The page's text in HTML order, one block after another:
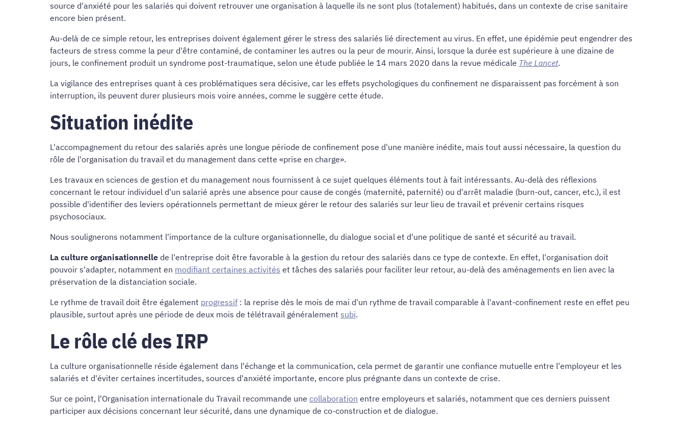
source d'anxiété pour les salariés qui doivent retrouver une organisation à laquelle ils ne sont plus (totalement) habitués, dans un contexte de crise sanitaire
encore bien présent.
Au-delà de ce simple retour, les entreprises doivent également gérer le stress des salariés lié directement au virus. En effet, une épidémie peut engendrer des
facteurs de stress comme la peur d'être contaminé, de contaminer les autres ou la peur de mourir. Ainsi, lorsque la durée est supérieure à une dizaine de
jours, le confinement produit un syndrome post-traumatique, selon une étude publiée le 14 mars 2020 dans la revue médicale The Lancet.
La vigilance des entreprises quant à ces problématiques sera décisive, car les effets psychologiques du confinement ne disparaissent pas forcément à son
interruption, ils peuvent durer plusieurs mois voire années, comme le suggère cette étude.
Situation inédite
L'accompagnement du retour des salariés après une longue période de confinement pose d'une manière inédite, mais tout aussi nécessaire, la question du
rôle de l'organisation du travail et du management dans cette «prise en charge».
Les travaux en sciences de gestion et du management nous fournissent à ce sujet quelques éléments tout à fait intéressants. Au-delà des réflexions
concernant le retour individuel d'un salarié après une absence pour cause de congés (maternité, paternité) ou d'arrêt maladie (burn-out, cancer, etc.), il est
possible d'identifier des leviers opérationnels permettant de mieux gérer le retour des salariés sur leur lieu de travail et prévenir certains risques
psychosociaux.
Nous soulignerons notamment l'importance de la culture organisationnelle, du dialogue social et d'une politique de santé et sécurité au travail.
La culture organisationnelle de l'entreprise doit être favorable à la gestion du retour des salariés dans ce type de contexte. En effet, l'organisation doit
pouvoir s'adapter, notamment en modifiant certaines activités et tâches des salariés pour faciliter leur retour, au-delà des aménagements en lien avec la
préservation de la distanciation sociale.
Le rythme de travail doit être également progressif : la reprise dès le mois de mai d'un rythme de travail comparable à l'avant-confinement reste en effet peu
plausible, surtout après une période de deux mois de télétravail généralement subi.
Le rôle clé des IRP
La culture organisationnelle réside également dans l'échange et la communication, cela permet de garantir une confiance mutuelle entre l'employeur et les
salariés et d'éviter certaines incertitudes, sources d'anxiété importante, encore plus prégnante dans un contexte de crise.
Sur ce point, l'Organisation internationale du Travail recommande une collaboration entre employeurs et salariés, notamment que ces derniers puissent
participer aux décisions concernant leur sécurité, dans une dynamique de co-construction et de dialogue.